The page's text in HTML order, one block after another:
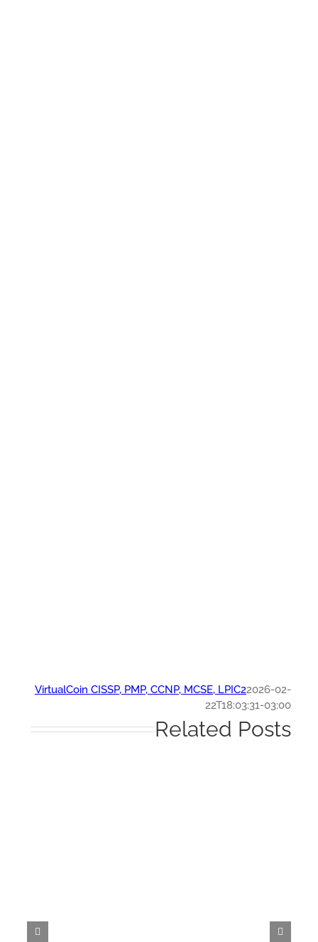
VirtualCoin CISSP, PMP, CCNP, MCSE, LPIC22026-
22T18:03:31-
Related